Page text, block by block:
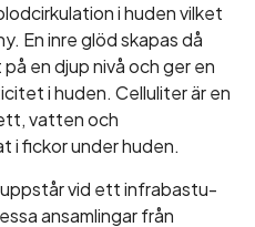
i huden vilket
En inre glöd skapas då
en djup nivå och ger en
i huden. Celluliter är en
vatten och
i fickor under huden.
vid ett infrabastu-
ansamlingar från